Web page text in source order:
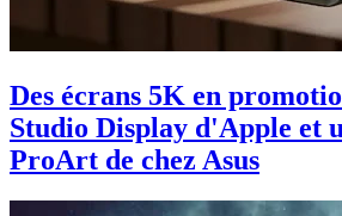
Des écrans 5K en
Studio Display d'Apple et
ProArt de chez Asus